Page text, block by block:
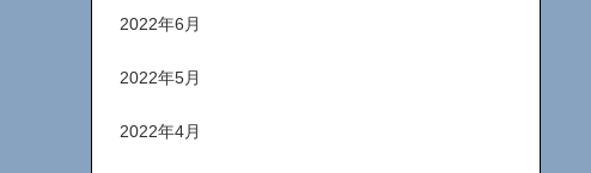
2022年6月
2022年5月
2022年4月